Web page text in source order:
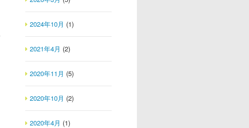
2024年10月 (1)
2021年4月 (2)
2020年11月 (5)
2020年10月 (2)
2020年4月 (1)